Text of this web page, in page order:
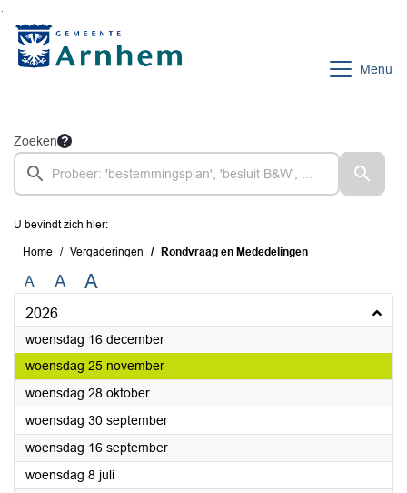
Menu
Zoeken
U bevindt zich hier:
Home Vergaderingen Rondvraag en Mededelingen
A A A
2026
woensdag 16 december2026
woensdag 25 november2026
woensdag 28 oktober2026
woensdag 30 september2026
woensdag 16 september2026
woensdag 8 juli2026